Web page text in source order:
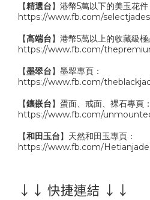
【精選台】港幣5萬以下的美玉花件
https://www.fb.com/selectjades
【高端台】港幣5萬以上的收藏級極
https://www.fb.com/
【墨翠台】墨翠專頁：
https://www.fb.com/
【鑲嵌台】蛋面、戒面、裸石專頁：
https://www.fb.com/
【和田玉台】天然和田玉專頁：
https://www.fb.com/
↓↓ 快捷連結 ↓↓